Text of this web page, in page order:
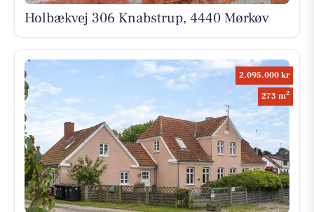
Holbækvej 306 Knabstrup, 4440 Mørkøv
2.095.000 kr
273 m2